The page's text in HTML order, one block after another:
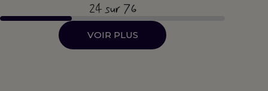
24sur 76
VOIR PLUS